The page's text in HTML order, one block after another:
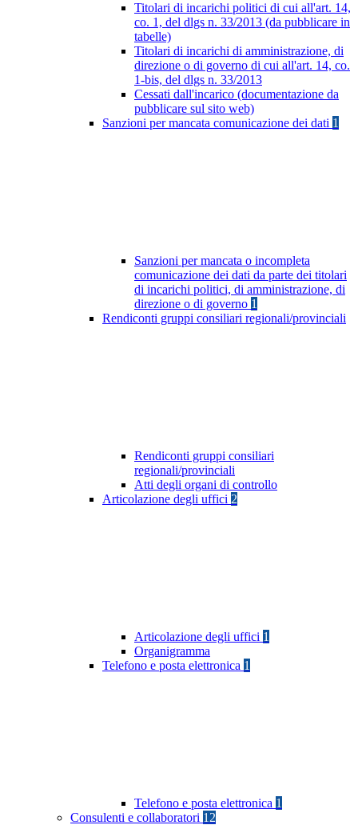
Titolari di incarichi politici di cui all'art. 14,
co. 1, del dlgs n. 33/2013 (da pubblicare in
tabelle)
Titolari di incarichi di amministrazione, di
direzione o di governo di cui all'art. 14, co.
1-bis, del dlgs n. 33/2013
Cessati dall'incarico (documentazione da
pubblicare sul sito web)
Sanzioni per mancata comunicazione dei dati 1
Sanzioni per mancata o incompleta
comunicazione dei dati da parte dei titolari
di incarichi politici, di amministrazione, di
direzione o di governo 1
Rendiconti gruppi consiliari regionali/provinciali
Rendiconti gruppi consiliari
regionali/provinciali
Atti degli organi di controllo
Articolazione degli uffici 2
Articolazione degli uffici 1
Organigramma
Telefono e posta elettronica 1
Telefono e posta elettronica 1
Consulenti e collaboratori 12